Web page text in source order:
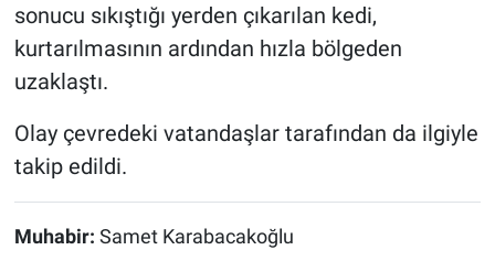
sonucu sıkıştığı yerden çıkarılan kedi,
kurtarılmasının ardından hızla bölgeden
uzaklaştı.
Olay çevredeki vatandaşlar tarafından da ilgiyle
takip edildi.
Muhabir: Samet Karabacakoğlu